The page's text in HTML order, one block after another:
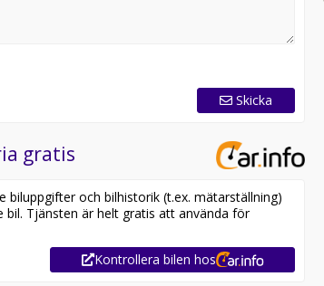
Skicka
gratis
biluppgifter och bilhistorik (t.ex. mätarställning)
bil. Tjänsten är helt gratis att använda för
Kontrollera bilen hos